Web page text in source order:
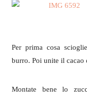
Per prima cosa
burro. Poi unite il cacao
Montate bene lo